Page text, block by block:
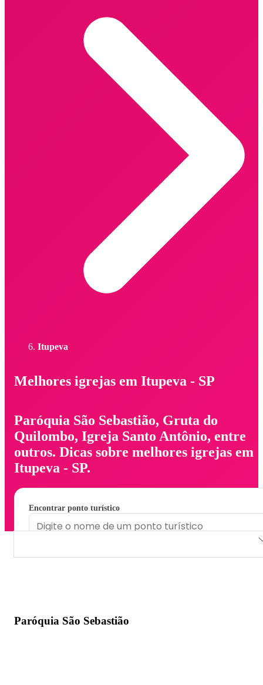
Itupeva
Melhores igrejas em Itupeva - SP
Paróquia São Sebastião, Gruta do
Quilombo, Igreja Santo Antônio, entre
outros. Dicas sobre melhores igrejas em
Itupeva - SP.
Encontrar ponto turístico
Paróquia São Sebastião